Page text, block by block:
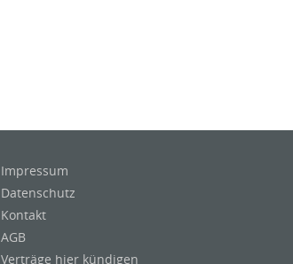
Impressum
Datenschutz
Kontakt
AGB
Verträge hier kündigen